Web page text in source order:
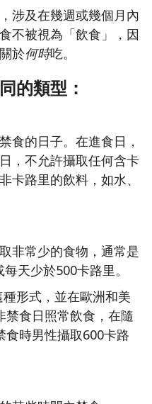
涉及在幾週或幾個月內
不被視為「飲食」，因
於何時吃。
的類型：
食的日子。在進食日，
，不允許攝取任何含卡
卡路里的飲料，如水、
非常少的食物，通常是
天少於500卡路里。
種形式，並在歐洲和美
禁食日照常飲食，在隨
食時男性攝取600卡路